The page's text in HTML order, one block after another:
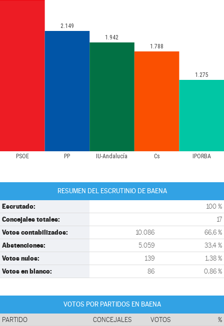
PSOE PP IU-Andalucía Cs IPORBA
2.149
1.942
1.788
1.275
RESUMEN DEL ESCRUTINIO DE BAENA
Escrutado: 100 %
Concejales totales: 17
Votos contabilizados: 10.086 66,6 %
Abstenciones: 5.059 33,4 %
Votos nulos: 139 1,38 %
Votos en blanco: 86 0,86 %
VOTOS POR PARTIDOS EN BAENA
PARTIDO CONCEJALES VOTOS %